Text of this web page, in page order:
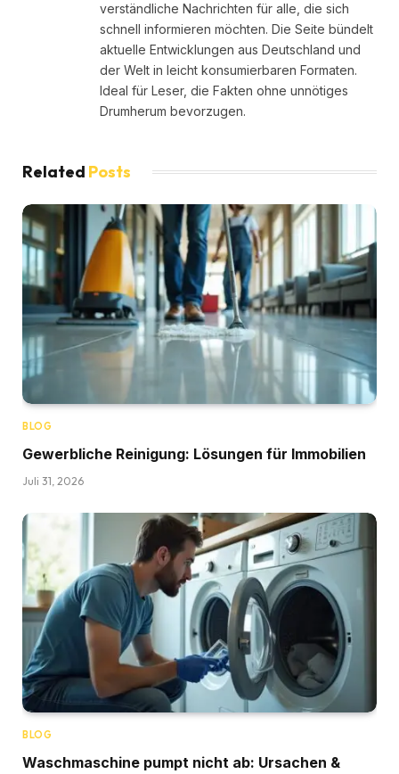
verständliche Nachrichten für alle, die sich
schnell informieren möchten. Die Seite bündelt
aktuelle Entwicklungen aus Deutschland und
der Welt in leicht konsumierbaren Formaten.
Ideal für Leser, die Fakten ohne unnötiges
Drumherum bevorzugen.
Related Posts
BLOG
Gewerbliche Reinigung: Lösungen für Immobilien
Juli 31, 2026
BLOG
Waschmaschine pumpt nicht ab: Ursachen &